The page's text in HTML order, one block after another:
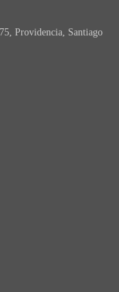
Providencia, Santiago